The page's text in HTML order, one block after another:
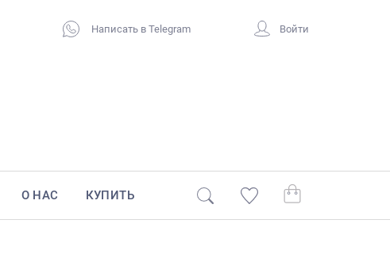
Написать в Telegram Войти
О НАС КУПИТЬ